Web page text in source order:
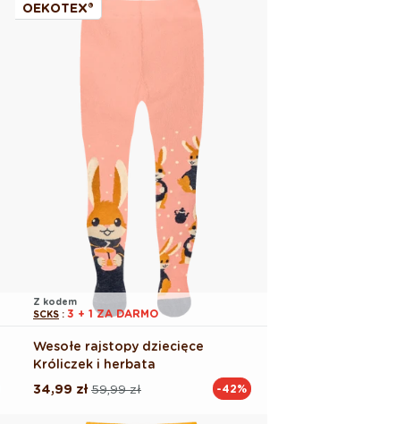
OEKOTEX®
Z kodem
SCKS : 3 + 1 ZA DARMO
Wesołe rajstopy dziecięce
Króliczek i herbata
Cena
59,99 zł
Cena
34,99 zł -42%